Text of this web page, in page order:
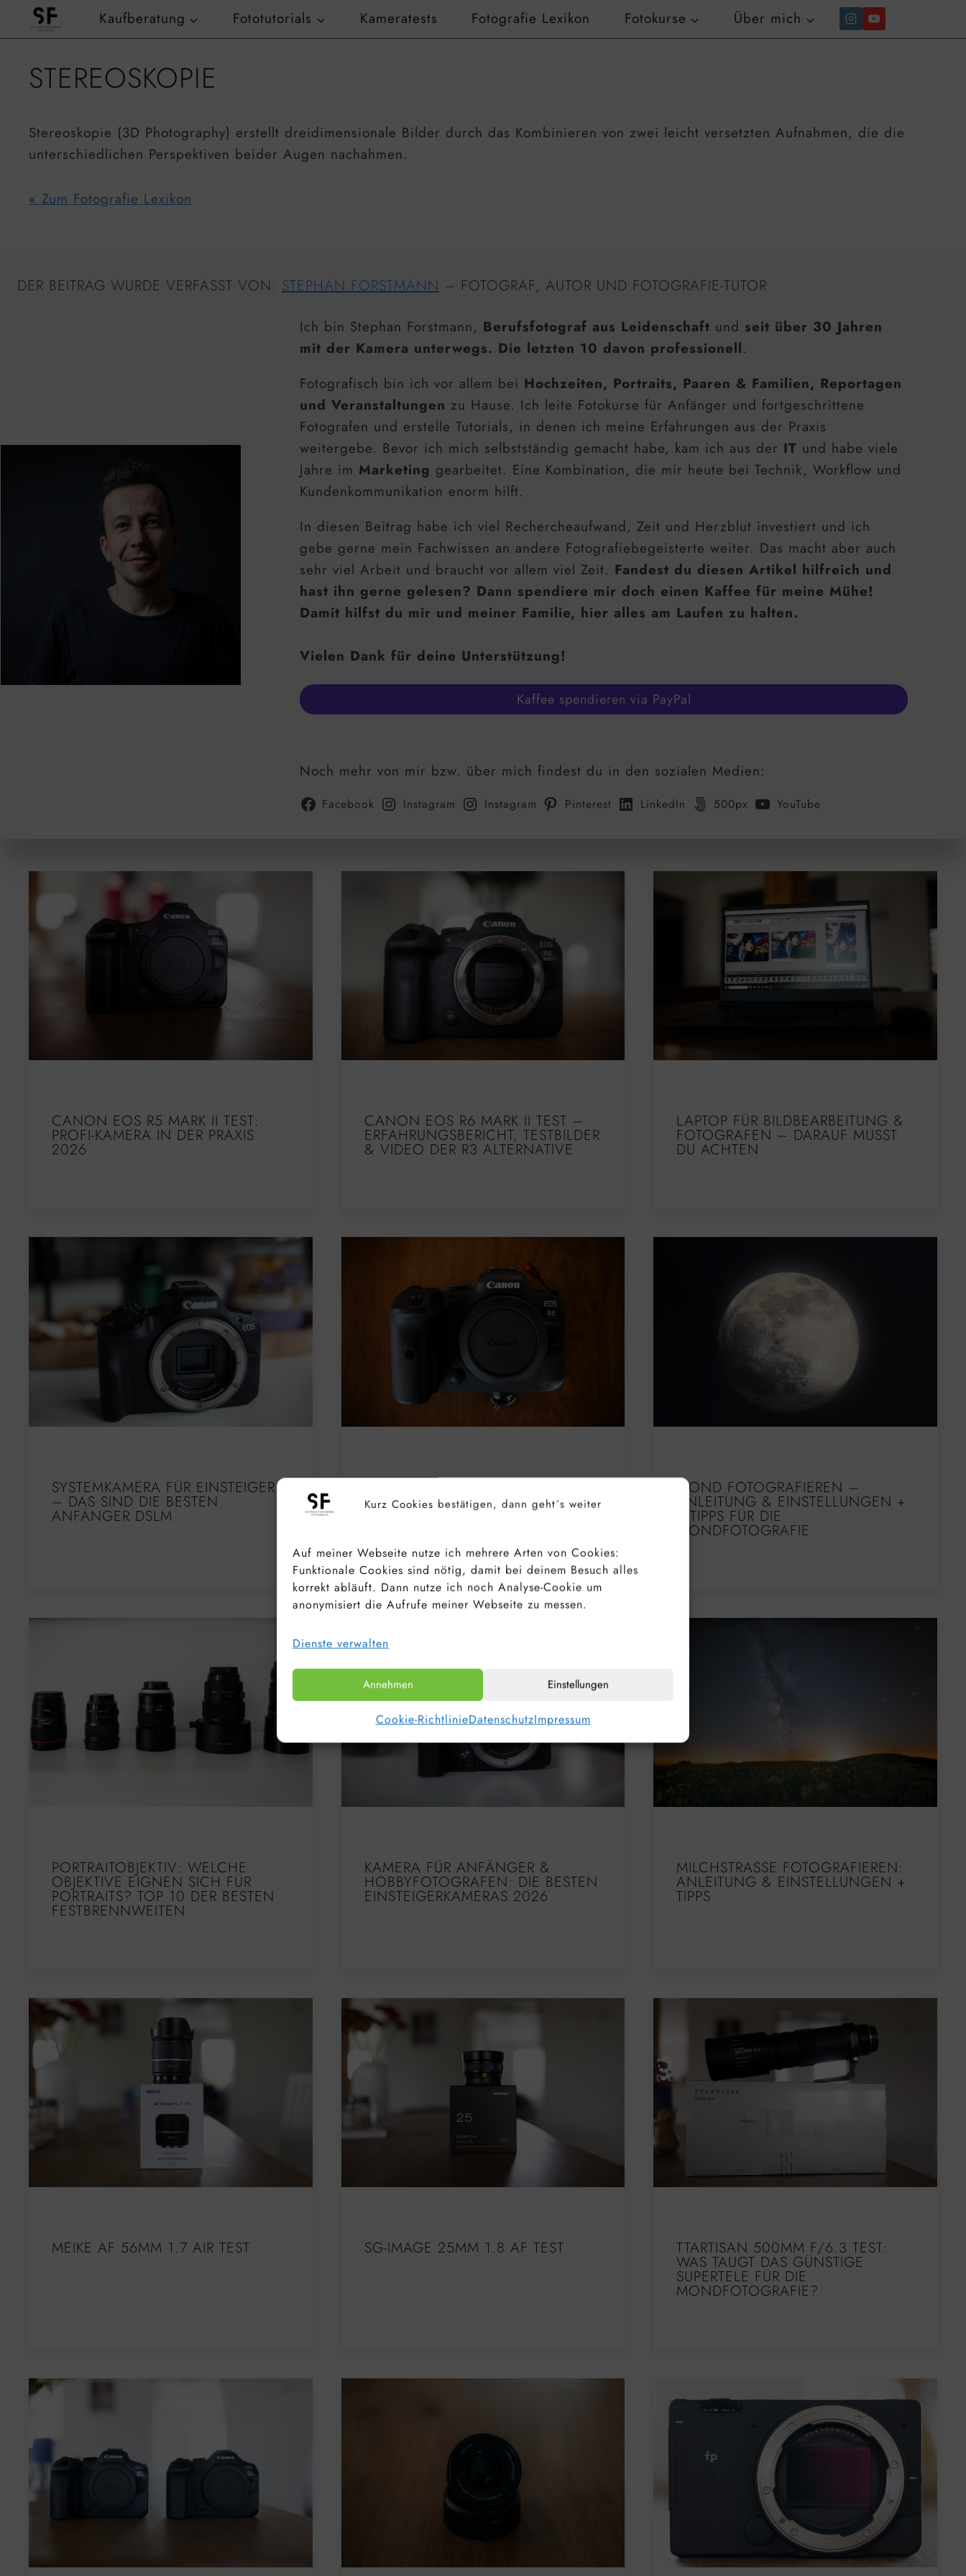
Kurz Cookies bestätigen, dann geht´s weiter
Auf meiner Webseite nutze ich mehrere Arten von Cookies:
Funktionale Cookies sind nötig, damit bei deinem Besuch alles
korrekt abläuft. Dann nutze ich noch Analyse-Cookie um
anonymisiert die Aufrufe meiner Webseite zu messen.
Dienste verwalten
Annehmen Einstellungen
Cookie-RichtlinieDatenschutzImpressum
Kaufberatung Fototutorials Kameratests Fotografie Lexikon Fotokurse Über mich
STEREOSKOPIE
Stereoskopie (3D Photography) erstellt dreidimensionale Bilder durch das Kombinieren von zwei leicht versetzten Aufnahmen, die die
unterschiedlichen Perspektiven beider Augen nachahmen.
« Zum Fotografie Lexikon
DER BEITRAG WURDE VERFASST VON: STEPHAN FORSTMANN – FOTOGRAF, AUTOR UND FOTOGRAFIE-TUTOR
Ich bin Stephan Forstmann, Berufsfotograf aus Leidenschaft und seit über 30 Jahren
mit der Kamera unterwegs. Die letzten 10 davon professionell.
Fotografisch bin ich vor allem bei Hochzeiten, Portraits, Paaren & Familien, Reportagen
und Veranstaltungen zu Hause. Ich leite Fotokurse für Anfänger und fortgeschrittene
Fotografen und erstelle Tutorials, in denen ich meine Erfahrungen aus der Praxis
weitergebe. Bevor ich mich selbstständig gemacht habe, kam ich aus der IT und habe viele
Jahre im Marketing gearbeitet. Eine Kombination, die mir heute bei Technik, Workflow und
Kundenkommunikation enorm hilft.
In diesen Beitrag habe ich viel Rechercheaufwand, Zeit und Herzblut investiert und ich
gebe gerne mein Fachwissen an andere Fotografiebegeisterte weiter. Das macht aber auch
sehr viel Arbeit und braucht vor allem viel Zeit. Fandest du diesen Artikel hilfreich und
hast ihn gerne gelesen? Dann spendiere mir doch einen Kaffee für meine Mühe!
Damit hilfst du mir und meiner Familie, hier alles am Laufen zu halten.
Vielen Dank für deine Unterstützung!
Kaffee spendieren via PayPal
Noch mehr von mir bzw. über mich findest du in den sozialen Medien:
Facebook Instagram Instagram Pinterest LinkedIn 500px YouTube
CANON EOS R5 MARK II TEST:
PROFI-KAMERA IN DER PRAXIS
2026
CANON EOS R6 MARK II TEST –
ERFAHRUNGSBERICHT, TESTBILDER
& VIDEO DER R3 ALTERNATIVE
LAPTOP FÜR BILDBEARBEITUNG &
FOTOGRAFEN – DARAUF MUSST
DU ACHTEN
SYSTEMKAMERA FÜR EINSTEIGER
– DAS SIND DIE BESTEN
ANFÄNGER DSLM
TESTBILDER & ERFAHRUNGEN
NACH ÜBER 150000 FOTOS MIT
MOND FOTOGRAFIEREN –
ANLEITUNG & EINSTELLUNGEN +
5 TIPPS FÜR DIE
MONDFOTOGRAFIE
PORTRAITOBJEKTIV: WELCHE
OBJEKTIVE EIGNEN SICH FÜR
PORTRAITS? TOP 10 DER BESTEN
FESTBRENNWEITEN
KAMERA FÜR ANFÄNGER &
HOBBYFOTOGRAFEN: DIE BESTEN
EINSTEIGERKAMERAS 2026
MILCHSTRASSE FOTOGRAFIEREN: A
NLEITUNG & EINSTELLUNGEN + T
IPPS
MEIKE AF 56MM 1.7 AIR TEST SG-IMAGE 25MM 1.8 AF TEST TTARTISAN 500MM F/6.3 TEST:
WAS TAUGT DAS GÜNSTIGE
SUPERTELE FÜR DIE
MONDFOTOGRAFIE?